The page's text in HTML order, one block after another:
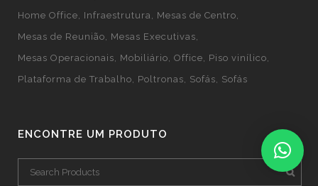
Home Office
Infraestrutura
Mesas de Centro
Mesas de Reunião
Mesas Executivas
Mesas Operacionais
Mobiliário Office
Piso vinílico
Plataforma de Trabalho
Poltronas Sofás Sofás
ENCONTRE UM PRODUTO